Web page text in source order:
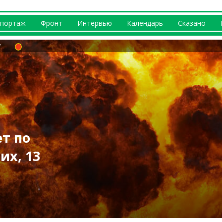
Фронт Интервью Календарь Сказано
9 августа:
по
13
Харьковщине
град, Изюм
в
погром
«прилет» на